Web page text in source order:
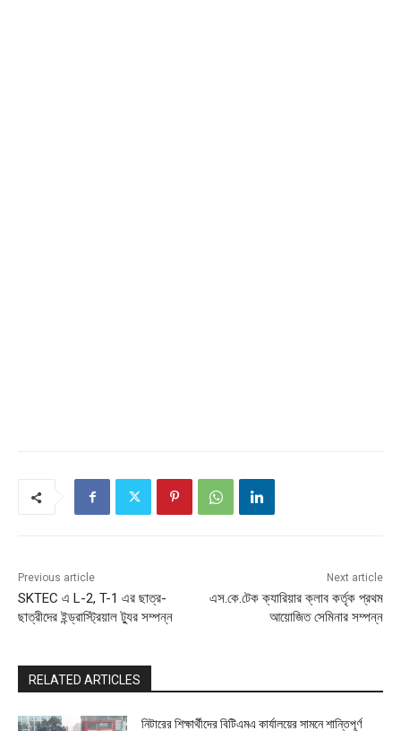
Previous article
SKTEC এ L-2, T-1 এর ছাত্র-
ছাত্রীদের ইন্ড্রাস্ট্রিয়াল ট্যুর সম্পন্ন
Next article
এস.কে.টেক ক্যারিয়ার ক্লাব কর্তৃক প্রথম
আয়োজিত সেমিনার সম্পন্ন
RELATED ARTICLES
নিটারের শিক্ষার্থীদের বিটিএমএ কার্যালয়ের সামনে শান্তিপূর্ণ